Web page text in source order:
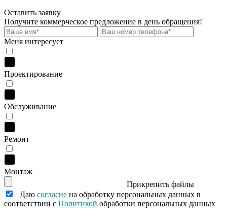
Оставить заявку
Получите коммерческое предложение в день обращения!
Меня интересует
Проектирование
Обслуживание
Ремонт
Монтаж
Прикрепить файлы
Даю согласие на обработку персональных данных в
соответствии с Политикой обработки персональных данных